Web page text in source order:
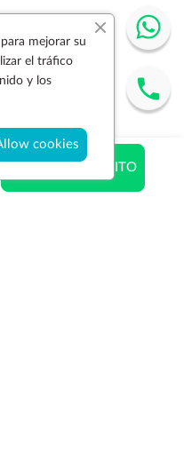
AÑADIR AL CARRITO
mejorar su
el tráfico
y los
cookies